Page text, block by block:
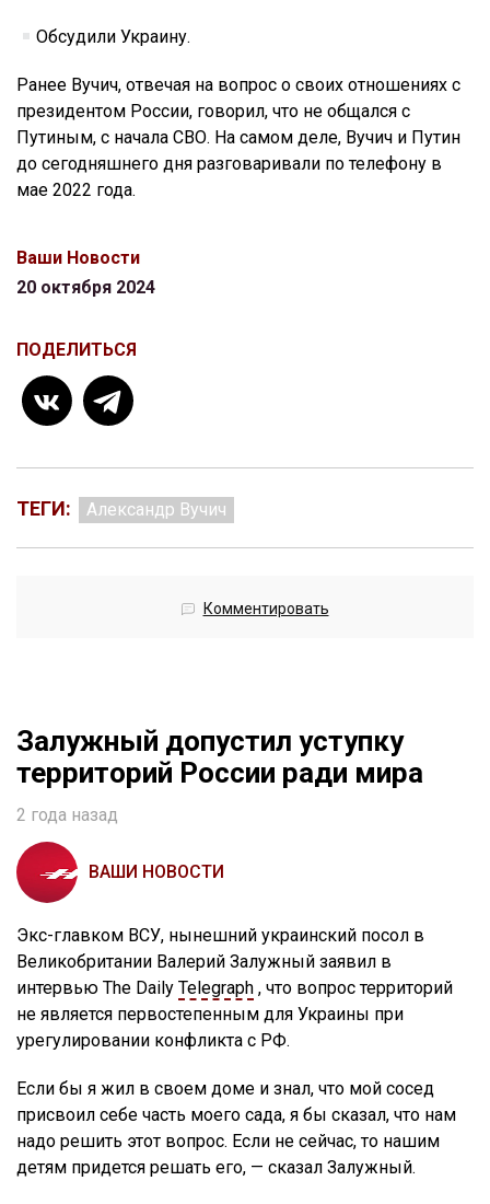
Обсудили Украину.
Ранее Вучич, отвечая на вопрос о своих отношениях с
президентом России, говорил, что не общался с
Путиным, с начала СВО. На самом деле, Вучич и Путин
до сегодняшнего дня разговаривали по телефону в
мае 2022 года.
Ваши Новости
20 октября 2024
ПОДЕЛИТЬСЯ
ТЕГИ: Александр Вучич
Комментировать
Залужный допустил уступку
территорий России ради мира
2 года назад
ВАШИ НОВОСТИ
Экс-главком ВСУ, нынешний украинский посол в
Великобритании Валерий Залужный заявил в
интервью The Daily Telegraph , что вопрос территорий
не является первостепенным для Украины при
урегулировании конфликта с РФ.
Если бы я жил в своем доме и знал, что мой сосед
присвоил себе часть моего сада, я бы сказал, что нам
надо решить этот вопрос. Если не сейчас, то нашим
детям придется решать его, — сказал Залужный.